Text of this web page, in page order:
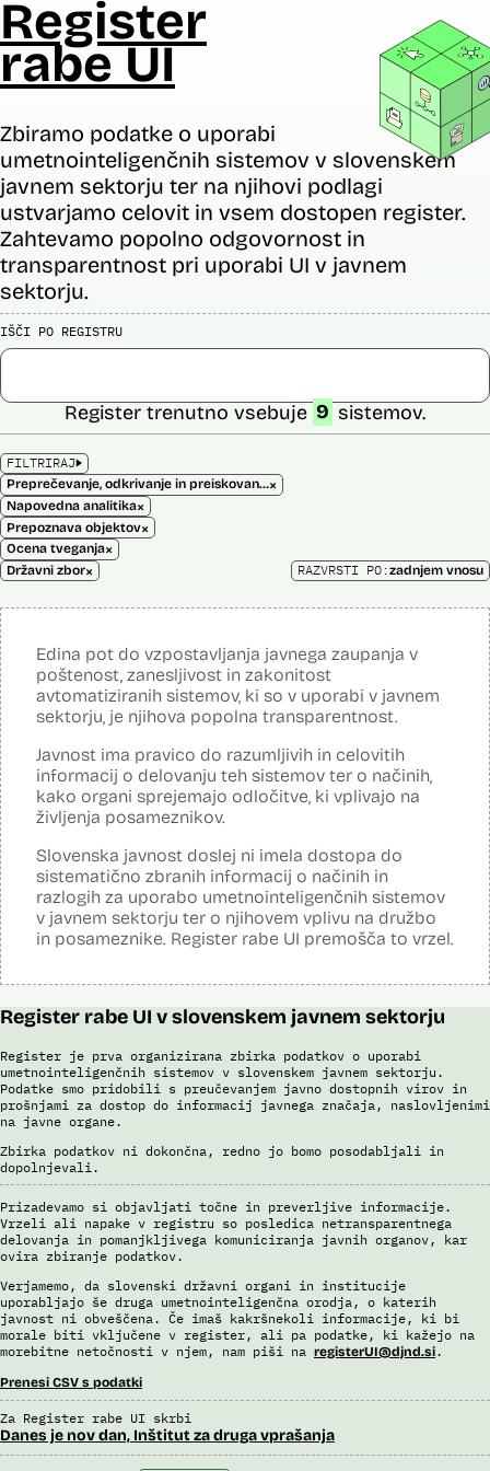
Register
rabe UI
Zbiramo podatke o uporabi
umetnointeligenčnih sistemov v slovenskem
javnem sektorju ter na njihovi podlagi
ustvarjamo celovit in vsem dostopen register.
Zahtevamo popolno odgovornost in
transparentnost pri uporabi UI v javnem
sektorju.
IŠČI PO REGISTRU
FILTRIRAJ
Preprečevanje, odkrivanje in preiskovanje kaznivih dejanj×
Napovedna analitika×
Prepoznava objektov×
Ocena tveganja×
Državni zbor×
Register trenutno vsebuje 9 sistemov.
RAZVRSTI PO:zadnjem vnosu
Edina pot do vzpostavljanja javnega zaupanja v
poštenost, zanesljivost in zakonitost
avtomatiziranih sistemov, ki so v uporabi v javnem
sektorju, je njihova popolna transparentnost.
Javnost ima pravico do razumljivih in celovitih
informacij o delovanju teh sistemov ter o načinih,
kako organi sprejemajo odločitve, ki vplivajo na
življenja posameznikov.
Slovenska javnost doslej ni imela dostopa do
sistematično zbranih informacij o načinih in
razlogih za uporabo umetnointeligenčnih sistemov
v javnem sektorju ter o njihovem vplivu na družbo
in posameznike. Register rabe UI premošča to vrzel.
Register rabe UI v slovenskem javnem sektorju
Register je prva organizirana zbirka podatkov o uporabi
umetnointeligenčnih sistemov v slovenskem javnem sektorju.
Podatke smo pridobili s preučevanjem javno dostopnih virov in
prošnjami za dostop do informacij javnega značaja, naslovljenimi
na javne organe.
Zbirka podatkov ni dokončna, redno jo bomo posodabljali in
dopolnjevali.
Prizadevamo si objavljati točne in preverljive informacije.
Vrzeli ali napake v registru so posledica netransparentnega
delovanja in pomanjkljivega komuniciranja javnih organov, kar
ovira zbiranje podatkov.
Verjamemo, da slovenski državni organi in institucije
uporabljajo še druga umetnointeligenčna orodja, o katerih
javnost ni obveščena. Če imaš kakršnekoli informacije, ki bi
morale biti vključene v register, ali pa podatke, ki kažejo na
morebitne netočnosti v njem, nam piši na registerUI@djnd.si.
Prenesi CSV s podatki
Za Register rabe UI skrbi
Danes je nov dan, Inštitut za druga vprašanja